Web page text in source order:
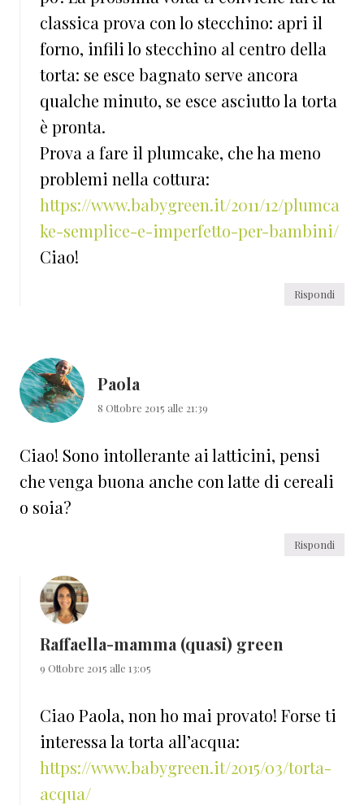
classica prova con lo stecchino: apri il
forno, infili lo stecchino al centro della
torta: se esce bagnato serve ancora
qualche minuto, se esce asciutto la torta
è pronta.
Prova a fare il plumcake, che ha meno
problemi nella cottura:
https://www.babygreen.it/2011/12/plumca
ke-semplice-e-imperfetto-per-bambini/
Ciao!
Rispondi
Paola
8 Ottobre 2015 alle 21:39
Ciao! Sono intollerante ai latticini, pensi
che venga buona anche con latte di cereali
o soia?
Rispondi
Raffaella-mamma (quasi) green
9 Ottobre 2015 alle 13:05
Ciao Paola, non ho mai provato! Forse ti
interessa la torta all’acqua:
https://www.babygreen.it/2015/03/torta-
acqua/